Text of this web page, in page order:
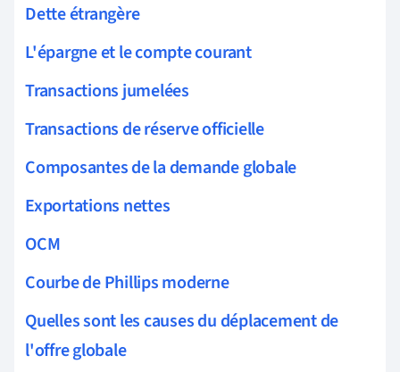
Dette étrangère
L'épargne et le compte courant
Transactions jumelées
Transactions de réserve officielle
Composantes de la demande globale
Exportations nettes
OCM
Courbe de Phillips moderne
Quelles sont les causes du déplacement de
l'offre globale